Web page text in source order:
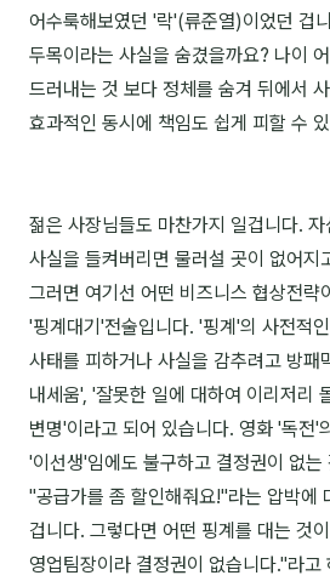
담당자·교육생 피드백
온라인강의 수강 후기
AI툴
전체 도구
미팅·보고
제안·영업
마케팅
재무·계약
어수룩해보였던 '락'(류준열)이었던 겁
두목이라는 사실을 숨겼을까요? 나이
드러내는 것 보다 정체를 숨겨 뒤에서
효과적인 동시에 책임도 쉽게 피할 수
젊은 사장님들도 마찬가지 일겁니다.
사실을 들켜버리면 물러설 곳이 없어지
그러면 여기선 어떤 비즈니스 협상전략
'핑계대기'전술입니다. '핑계'의 사전적
사태를 피하거나 사실을 감추려고 방패
내세움', '잘못한 일에 대하여 이리저리
변명'이라고 되어 있습니다. 영화 '독전'
'이선생'임에도 불구하고 결정권이 없는
"공급가를 좀 할인해줘요!"라는 압박에
겁니다. 그렇다면 어떤 핑계를 대는 것
영업팀장이라 결정권이 없습니다."라고